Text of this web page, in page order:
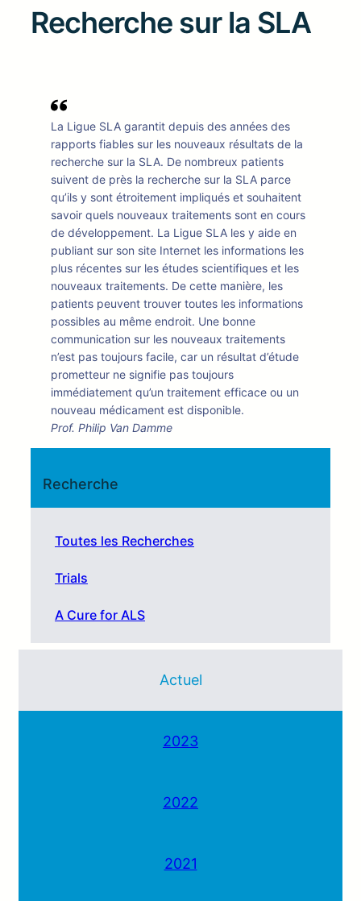
Recherche sur la SLA
La Ligue SLA garantit depuis des années des
rapports fiables sur les nouveaux résultats de la
recherche sur la SLA. De nombreux patients
suivent de près la recherche sur la SLA parce
qu’ils y sont étroitement impliqués et souhaitent
savoir quels nouveaux traitements sont en cours
de développement. La Ligue SLA les y aide en
publiant sur son site Internet les informations les
plus récentes sur les études scientifiques et les
nouveaux traitements. De cette manière, les
patients peuvent trouver toutes les informations
possibles au même endroit. Une bonne
communication sur les nouveaux traitements
n’est pas toujours facile, car un résultat d’étude
prometteur ne signifie pas toujours
immédiatement qu’un traitement efficace ou un
nouveau médicament est disponible.
Prof. Philip Van Damme
Recherche
Toutes les Recherches
Trials
A Cure for ALS
Actuel
2023
2022
2021